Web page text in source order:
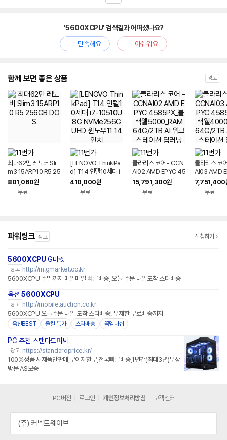
'5600XCPU' 검색결과 어떠셨나요?
만족해요
아쉬워요
함께 보면 좋은 상품 광고
최대62만 레노버 Sli
m3 15ARP10 R5 25
6GB DOS
801,060원
무료
[LENOVO ThinkPa
d] T14 인텔10세대 i
7-10510U 8G NVM
e256G UHD 윈도우
11 14인치
410,000원
무료
클라리스 코어 - CCN
AI02 AMD EPYC 45
85PX_블랙웰5000_
RAM 64G/2TB AI
워크스테이션 딥러닝
15,791,300원
무료
클라리스 코
AI03 AMD
85PX_블랙
RAM 64G/
워크스테이
7,751,400
무료
파워링크 광고 신청하기
5600XCPU G마켓
광고 http://m.gmarket.co.kr
5600XCPU 주말까지 매일매일 빠른배송, 오늘 주문 내일도착 스타배송
옥션5600XCPU
광고 http://mobile.auction.co.kr
5600XCPU 오늘주문 내일 도착 스타배송! 무제한 무료배송까지
옥션BEST 올킬 특가 스타배송 꼭멤버십
PC 추천 스탠다드피씨
광고 https://standardprice.kr/
100%정품 새제품만판매,무이자할부,전국빠른배송,1년간(최대3년)무상
방문 AS보증
PC버전 로그인 개인정보처리방침 고객센터
(주) 커넥트웨이브